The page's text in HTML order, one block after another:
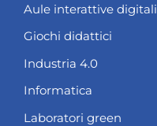
Aule interattive digitali
Giochi didattici
Industria 4.0
Informatica
Laboratori green